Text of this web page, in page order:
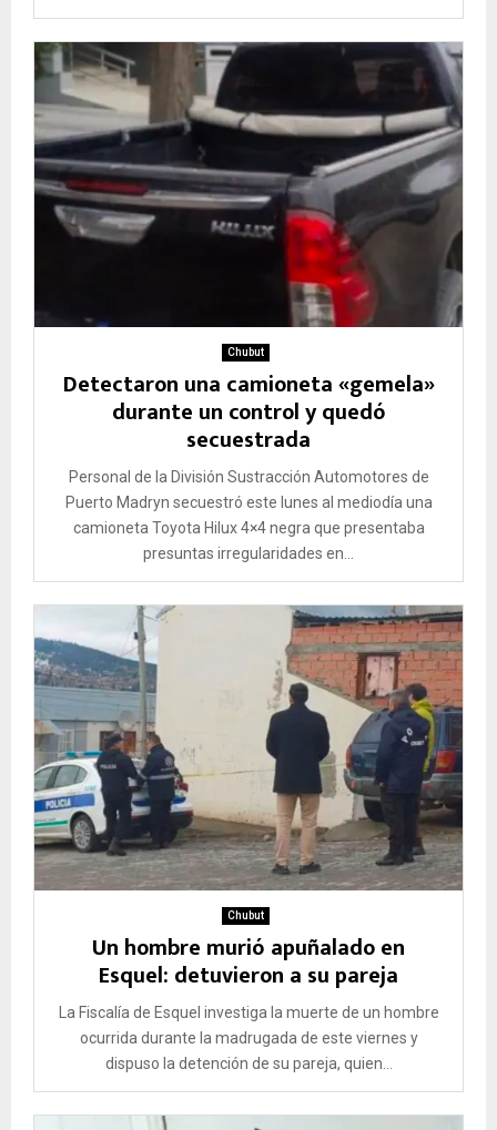
Chubut
Detectaron una camioneta «gemela»
durante un control y quedó
secuestrada
Personal de la División Sustracción Automotores de
Puerto Madryn secuestró este lunes al mediodía una
camioneta Toyota Hilux 4×4 negra que presentaba
presuntas irregularidades en...
Chubut
Un hombre murió apuñalado en
Esquel: detuvieron a su pareja
La Fiscalía de Esquel investiga la muerte de un hombre
ocurrida durante la madrugada de este viernes y
dispuso la detención de su pareja, quien...